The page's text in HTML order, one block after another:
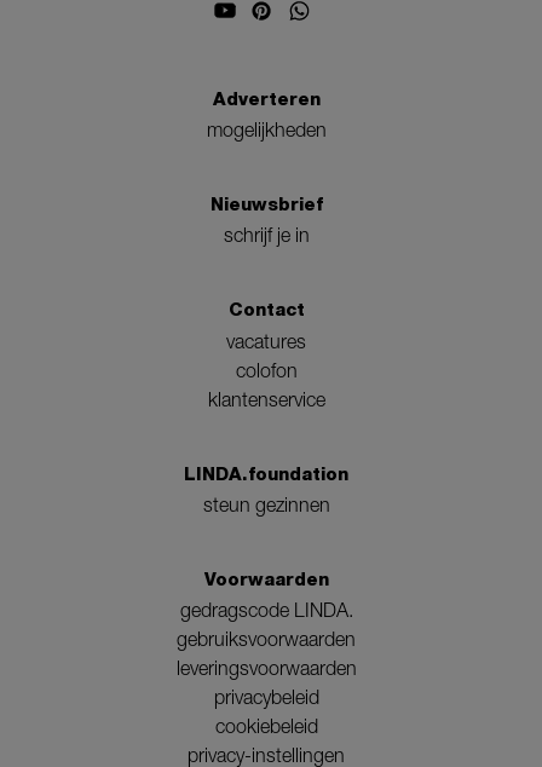
Adverteren
mogelijkheden
Nieuwsbrief
schrijf je in
Contact
vacatures
colofon
klantenservice
LINDA.foundation
steun gezinnen
Voorwaarden
gedragscode LINDA.
gebruiksvoorwaarden
leveringsvoorwaarden
privacybeleid
cookiebeleid
privacy-instellingen